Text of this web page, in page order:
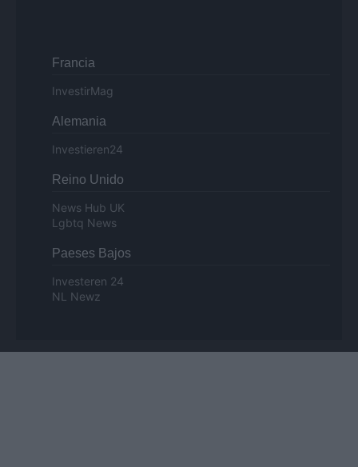
Francia
InvestirMag
Alemania
Investieren24
Reino Unido
News Hub UK
Lgbtq News
Paeses Bajos
Investeren 24
NL Newz